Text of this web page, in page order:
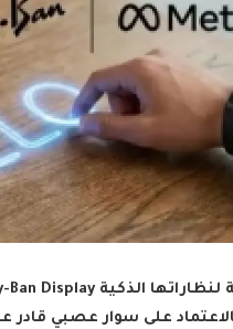
على سوار عصبي قادر